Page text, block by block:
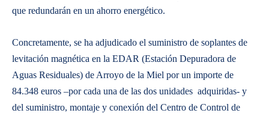
que redundarán en un ahorro energético.
Concretamente, se ha adjudicado el suministro de soplantes de
levitación magnética en la EDAR (Estación Depuradora de
Aguas Residuales) de Arroyo de la Miel por un importe de
84.348 euros –por cada una de las dos unidades adquiridas- y
del suministro, montaje y conexión del Centro de Control de